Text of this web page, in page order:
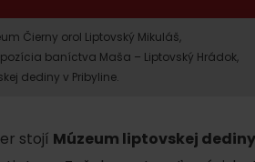
Čierny orol Liptovský Mikuláš,
baníctva Maša – Liptovský Hrádok,
dediny v Pribyline.
stojí Múzeum liptovskej